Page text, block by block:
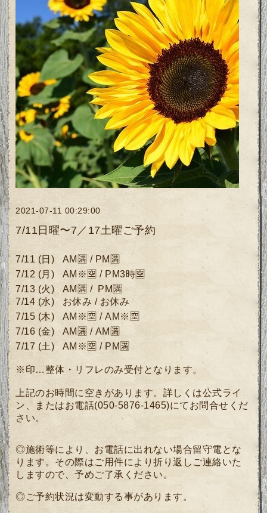
2021-07-11 00:29:00
7/11日曜〜7／17土曜ご予約
7/11 (日) AM🈵 / PM🈵
7/12 (月 )AM※🈳 /PM3時🈳
7/13 (火)AM🈵 / PM🈵
7/14 (水) お休み/ お休み
7/15 (木)
AM※🈳 /AM※🈳
7/16 (金)AM🈵 / AM🈵
7/17 (土) AM※🈳 / PM🈵
※印…整体・リフレのみ受付となります。
上記のお時間に空きがあります。詳しくは公式ライ
ン、またはお電話(050-5876-1465)にてお問合せくだ
さい。
◎施術等により、お電話に出れない場合留守電とな
ります。その際はご用件により折り返しご連絡いた
しますので、予めご了承ください。
◎ご予約状況は変動する事があります。